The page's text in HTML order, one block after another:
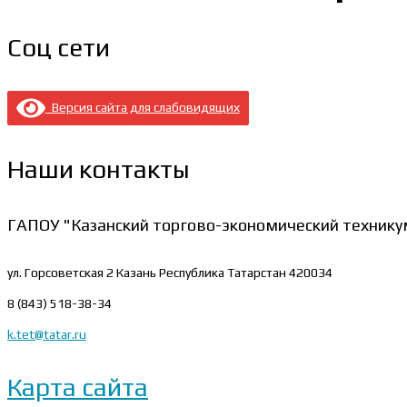
Соц сети
Версия сайта для слабовидящих
Наши контакты
ГАПОУ "Казанский торгово-экономический
ул. Горсоветская 2 Казань Республика Татарстан 420034
8 (843) 518-38-34
k.tet@tatar.ru
Карта сайта